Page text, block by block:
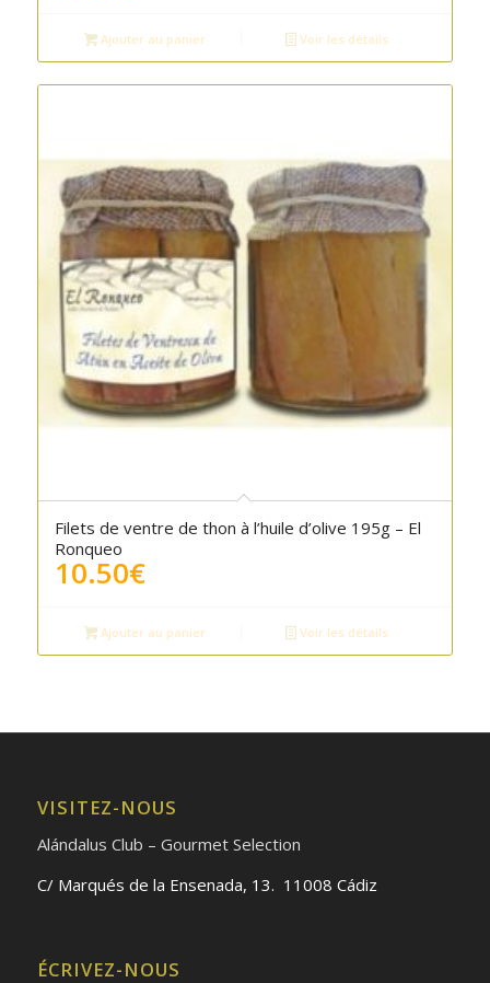
Ajouter au panier Voir les détails
Filets de ventre de thon à l’huile d’olive 195g – El
Ronqueo
10.50€
Ajouter au panier Voir les détails
VISITEZ-NOUS
Alándalus Club – Gourmet Selection
C/ Marqués de la Ensenada, 13. 11008 Cádiz
ÉCRIVEZ-NOUS